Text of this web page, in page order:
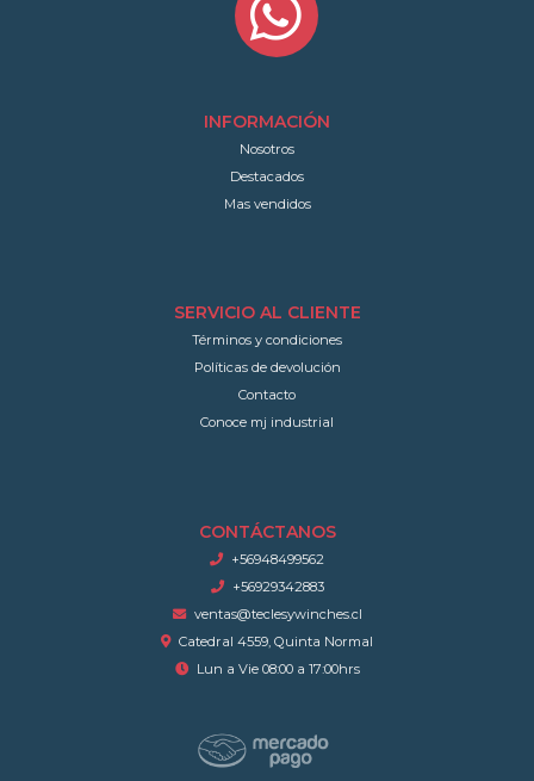
INFORMACIÓN
Nosotros
Destacados
Mas vendidos
SERVICIO AL CLIENTE
Términos y condiciones
Políticas de devolución
Contacto
Conoce mj industrial
CONTÁCTANOS
+56948499562
+56929342883
ventas@teclesywinches.cl
Catedral 4559, Quinta Normal
Lun a Vie 08:00 a 17:00hrs